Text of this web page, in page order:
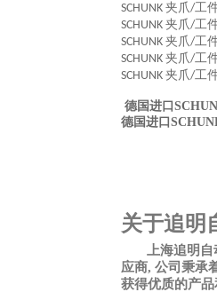
SCHUNK 夹爪/工
SCHUNK 夹爪/工
SCHUNK 夹爪/工
SCHUNK 夹爪/工
SCHUNK 夹爪/工
德国进口
德国进口
关于追明
上海追明
应商, 公司秉承
获得优质的产